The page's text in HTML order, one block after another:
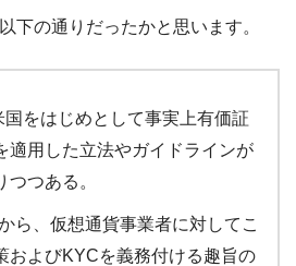
下の通りだったかと思います。
国をはじめとして事実上有価証
適用した立法やガイドラインが
つある。
ら、仮想通貨事業者に対してこ
およびKYCを義務付ける趣旨の